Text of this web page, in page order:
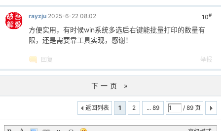
10#
rayzju 2025-6-22 08:02
方便实用，有时候win系统多选后右键能批量打印的数量有
限，还是需要靠工具实现，感谢！
回复 举报
下一页 »
1 2 ... 89 / 89 页
返回列表